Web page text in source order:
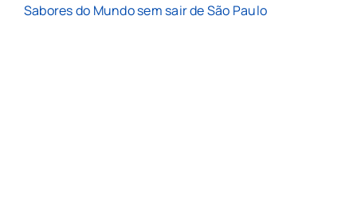
Sabores do Mundo sem sair de São Paulo